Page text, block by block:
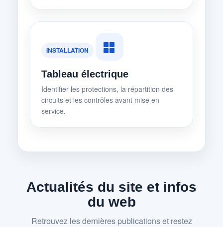
INSTALLATION
Tableau électrique
Identifier les protections, la répartition des
circuits et les contrôles avant mise en
service.
Actualités du site et infos
du web
Retrouvez les dernières publications et restez